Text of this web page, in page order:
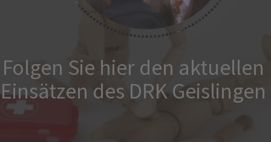
Folgen Sie hier den aktuellen
Einsätzen des DRK Geislingen